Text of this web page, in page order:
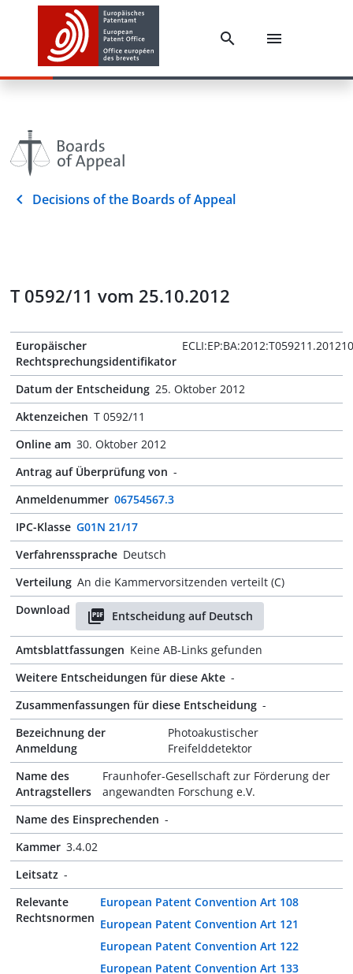
Decisions of the Boards of Appeal
T 0592/11 vom 25.10.2012
Europäischer
Rechtsprechungsidentifikator
Datum der Entscheidung 25. Oktober 2012
Aktenzeichen T 0592/11
Online am 30. Oktober 2012
Antrag auf Überprüfung von -
Anmeldenummer 06754567.3
IPC-Klasse G01N 21/17
Verfahrenssprache Deutsch
Verteilung An die Kammervorsitzenden verteilt (C)
Download
Entscheidung auf Deutsch
Amtsblattfassungen Keine AB-Links gefunden
Weitere Entscheidungen für diese Akte -
Zusammenfassungen für diese Entscheidung -
Bezeichnung der
Anmeldung
Photoakustischer
Freifelddetektor
Name des
Antragstellers
Fraunhofer-Gesellschaft zur Förderung der
angewandten Forschung e.V.
Name des Einsprechenden -
Kammer 3.4.02
Leitsatz -
Relevante
Rechtsnormen
European Patent Convention Art 108
European Patent Convention Art 121
European Patent Convention Art 122
European Patent Convention Art 133